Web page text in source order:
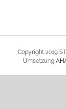
Copyright 2019
Umsetzung